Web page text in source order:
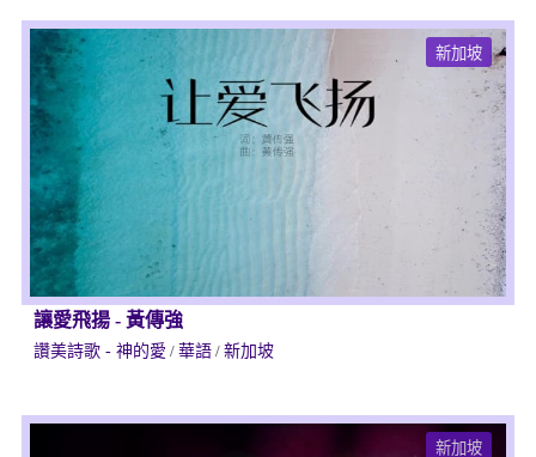
新加坡
讓愛飛揚 - 黃傳強
讚美詩歌 - 神的愛 / 華語 / 新加坡
新加坡